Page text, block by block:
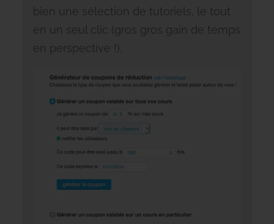
bien une sélection de tutoriels, le tout
en un seul clic (gros gros gain de temps
en perspective !).